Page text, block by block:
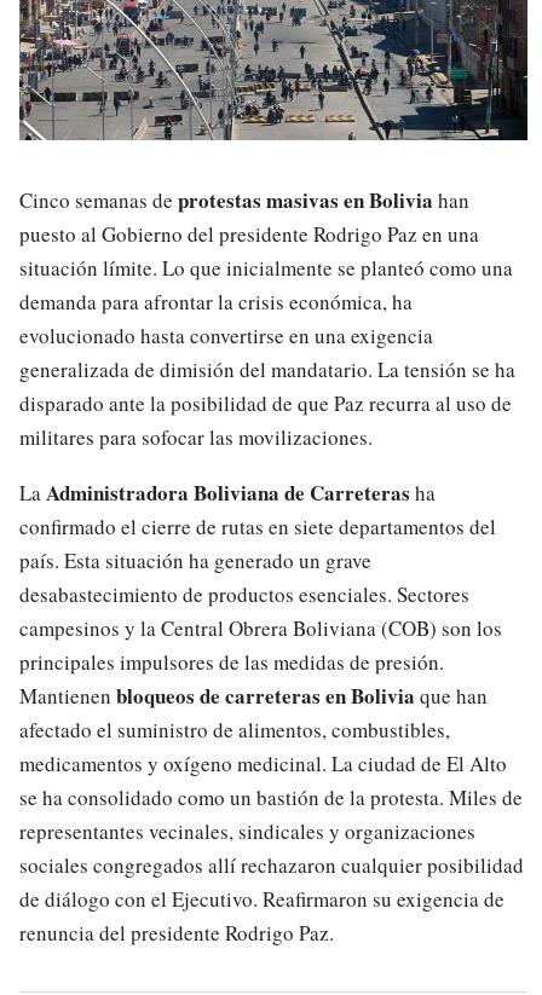
Cinco semanas de protestas masivas en Bolivia han
puesto al Gobierno del presidente Rodrigo Paz en una
situación límite. Lo que inicialmente se planteó como una
demanda para afrontar la crisis económica, ha
evolucionado hasta convertirse en una exigencia
generalizada de dimisión del mandatario. La tensión se ha
disparado ante la posibilidad de que Paz recurra al uso de
militares para sofocar las movilizaciones.
LaAdministradora Boliviana de Carreteras ha
confirmado el cierre de rutas en siete departamentos del
país. Esta situación ha generado un grave
desabastecimiento de productos esenciales. Sectores
campesinos y la Central Obrera Boliviana (COB) son los
principales impulsores de las medidas de presión.
Mantienen bloqueos de carreteras en Bolivia que han
afectado el suministro de alimentos, combustibles,
medicamentos y oxígeno medicinal. La ciudad de El Alto
se ha consolidado como un bastión de la protesta. Miles de
representantes vecinales, sindicales y organizaciones
sociales congregados allí rechazaron cualquier posibilidad
de diálogo con el Ejecutivo. Reafirmaron su exigencia de
renuncia del presidente Rodrigo Paz.